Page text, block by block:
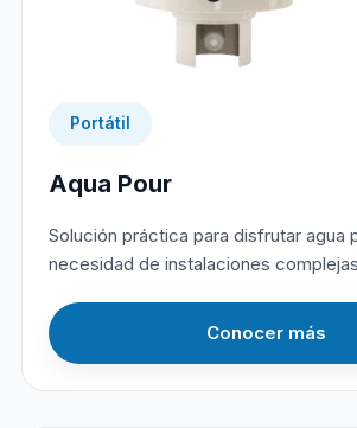
Portátil
Aqua Pour
Solución práctica para disfrutar agua
necesidad de instalaciones
Conocer más